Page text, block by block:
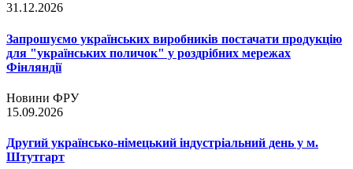
31.12.2026
Запрошуємо українських виробників постачати продукцію
для "українських поличок" у роздрібних мережах
Фінляндії
Новини ФРУ
15.09.2026
Другий українсько-німецький індустріальний день у м.
Штутгарт